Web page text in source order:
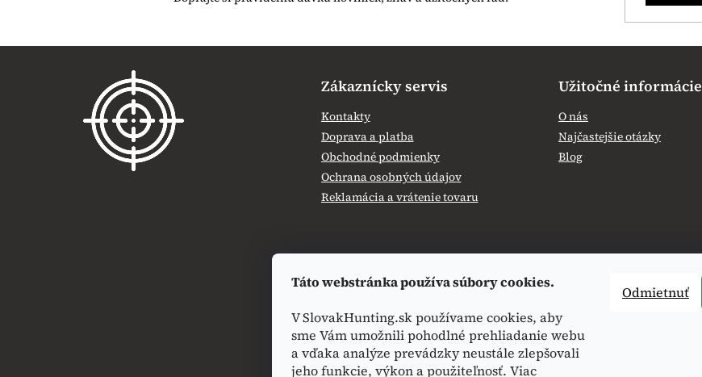
Táto webstránka používa súbory cookies.
V SlovakHunting.sk používame cookies, aby
sme Vám umožnili pohodlné prehliadanie webu
a vďaka analýze prevádzky neustále zlepšovali
jeho funkcie, výkon a použiteľnosť. Viac
Odmietnuť
Z
Zákaznícky servis
Kontakty
Doprava a platba
Obchodné podmienky
Ochrana osobných údajov
Reklamácia a vrátenie tovaru
Užitočné informácie
O nás
Najčastejšie otázky
Blog